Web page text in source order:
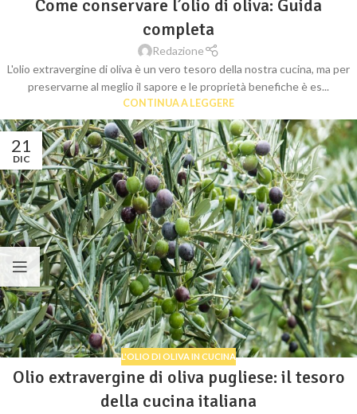
Come conservare l’olio di oliva: Guida
completa
Redazione
L'olio extravergine di oliva è un vero tesoro della nostra cucina, ma per
preservarne al meglio il sapore e le proprietà benefiche è es...
CONTINUA A LEGGERE
21
DIC
L'OLIO DI OLIVA IN CUCINA
Olio extravergine di oliva pugliese: il tesoro
della cucina italiana